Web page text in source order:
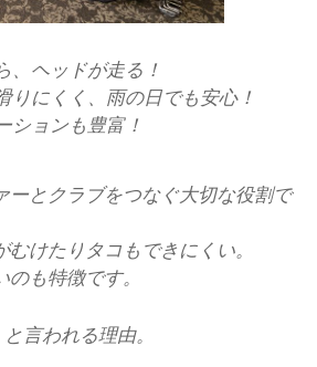
、ヘッドが走る！
りにくく、雨の日でも安心！
ションも豊富！
ーとクラブをつなぐ大切な役割で
けたりタコもできにくい。
も特徴です。
と言われる理由。